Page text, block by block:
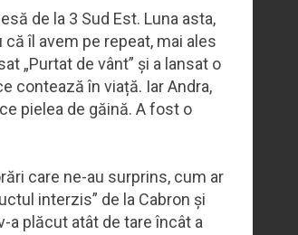
de la 3 Sud Est. Luna asta,
că îl avem pe repeat, mai ales
„Purtat de vânt” și a lansat o
contează în viață. Iar Andra,
pielea de găină. A fost o
care ne-au surprins, cum ar
interzis” de la Cabron și
a plăcut atât de tare încât a